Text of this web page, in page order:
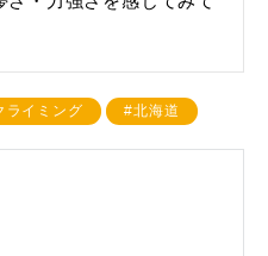
ライミング #北海道